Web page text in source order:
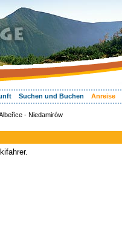
Suchen und Buchen Anreise
- Niedamirów